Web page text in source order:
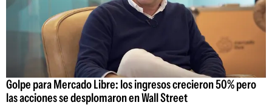
Golpe para Mercado Libre: los ingresos crecieron 50% pero
las acciones se desplomaron en Wall Street